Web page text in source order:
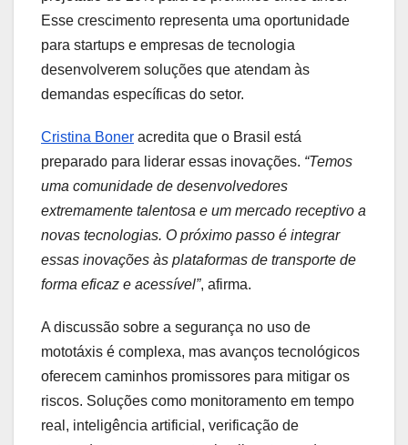
Esse crescimento representa uma oportunidade
para startups e empresas de tecnologia
desenvolverem soluções que atendam às
demandas específicas do setor.
Cristina Boner acredita que o Brasil está
preparado para liderar essas inovações. “Temos
uma comunidade de desenvolvedores
extremamente talentosa e um mercado receptivo a
novas tecnologias. O próximo passo é integrar
essas inovações às plataformas de transporte de
forma eficaz e acessível”, afirma.
A discussão sobre a segurança no uso de
mototáxis é complexa, mas avanços tecnológicos
oferecem caminhos promissores para mitigar os
riscos. Soluções como monitoramento em tempo
real, inteligência artificial, verificação de